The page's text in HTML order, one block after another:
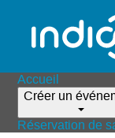
Accueil
Créer un
Réservation de